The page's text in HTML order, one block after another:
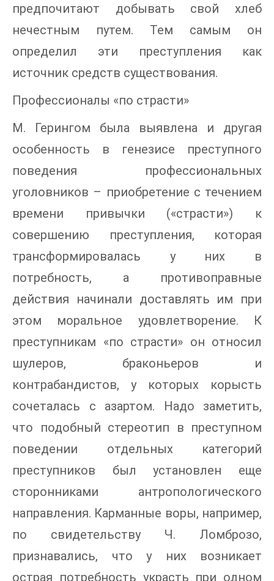
предпочитают добывать свой хлеб
нечестным путем. Тем самым он
определил эти преступления как
источник средств существования.
Профессионалы «по страсти»
М. Герингом была выявлена и другая
особенность в генезисе преступного
поведения профессиональных
уголовников – приобретение с течением
времени привычки («страсти») к
совершению преступления, которая
трансформировалась у них в
потребность, а противоправные
действия начинали доставлять им при
этом моральное удовлетворение. К
преступникам «по страсти» он относил
шулеров, браконьеров и
контрабандистов, у которых корысть
сочеталась с азартом. Надо заметить,
что подобный стереотип в преступном
поведении отдельных категорий
преступников был установлен еще
сторонниками антропологического
направления. Карманные воры, например,
по свидетельству Ч. Ломброзо,
признавались, что у них возникает
острая потребность украсть при одном